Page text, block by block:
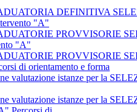
DEFINITIVA
"A"
PROVVISORIE
"A"
PROVVISORIE
di orientamento e forma
valutazione istanze per la
valutazione istanze per la